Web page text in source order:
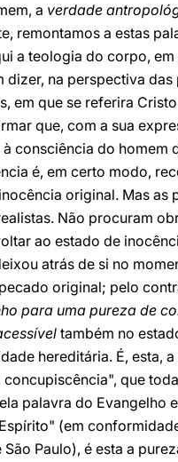
a verdade
remontamos a estas
a teologia do corpo, em
dizer, na perspectiva das
em que se referira
que, com a sua
consciência do homem
é, em certo modo,
original. Mas as
Não procuram
ao estado de
atrás de si no
original; pelo
para uma pureza de
também no
hereditária. É, esta,
concupiscência", que
palavra do Evangelho
(em
São Paulo), é esta a